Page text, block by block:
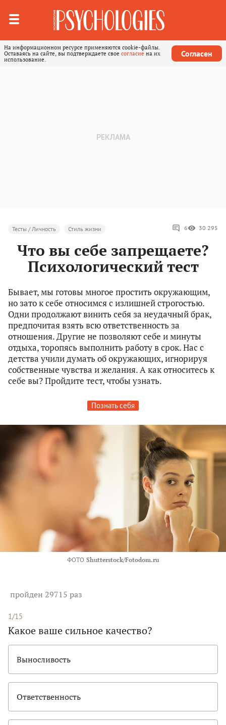
На информационном ресурсе применяются cookie-файлы.
Оставаясь на сайте, вы подтверждаете свое согласие на их
использование.
Согласен
Тесты / Личность Стиль жизни 6 30 295
Что вы себе запрещаете?
Психологический тест
Бывает, мы готовы многое простить окружающим,
но зато к себе относимся с излишней строгостью.
Одни продолжают винить себя за неудачный брак,
предпочитая взять всю ответственность за
отношения. Другие не позволяют себе и минуты
отдыха, торопясь выполнить работу в срок. Нас с
детства учили думать об окружающих, игнорируя
собственные чувства и желания. А как относитесь к
себе вы? Пройдите тест, чтобы узнать.
Познать себя
ФОТО Shutterstock/Fotodom.ru
пройден 29715 раз
1/15
Какое ваше сильное качество?
Выносливость
Ответственность